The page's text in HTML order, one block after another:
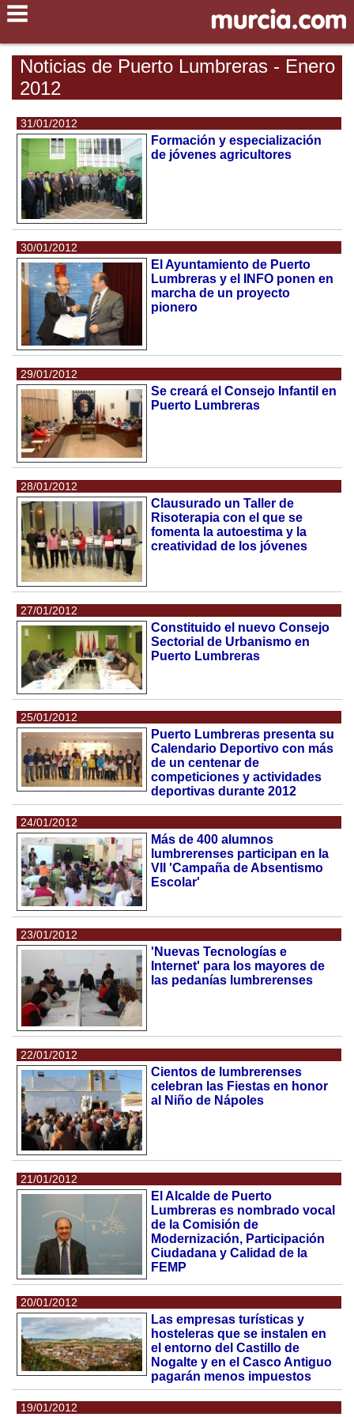
Noticias de Puerto Lumbreras - Enero
2012
31/01/2012
Formación y especialización
de jóvenes agricultores
30/01/2012
El Ayuntamiento de Puerto
Lumbreras y el INFO ponen en
marcha de un proyecto
pionero
29/01/2012
Se creará el Consejo Infantil en
Puerto Lumbreras
28/01/2012
Clausurado un Taller de
Risoterapia con el que se
fomenta la autoestima y la
creatividad de los jóvenes
27/01/2012
Constituido el nuevo Consejo
Sectorial de Urbanismo en
Puerto Lumbreras
25/01/2012
Puerto Lumbreras presenta su
Calendario Deportivo con más
de un centenar de
competiciones y actividades
deportivas durante 2012
24/01/2012
Más de 400 alumnos
lumbrerenses participan en la
VII 'Campaña de Absentismo
Escolar'
23/01/2012
'Nuevas Tecnologías e
Internet' para los mayores de
las pedanías lumbrerenses
22/01/2012
Cientos de lumbrerenses
celebran las Fiestas en honor
al Niño de Nápoles
21/01/2012
El Alcalde de Puerto
Lumbreras es nombrado vocal
de la Comisión de
Modernización, Participación
Ciudadana y Calidad de la
FEMP
20/01/2012
Las empresas turísticas y
hosteleras que se instalen en
el entorno del Castillo de
Nogalte y en el Casco Antiguo
pagarán menos impuestos
19/01/2012